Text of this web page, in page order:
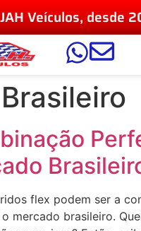
JAH Veículos, desde
Brasileiro
flex podem ser a
mercado brasileiro.